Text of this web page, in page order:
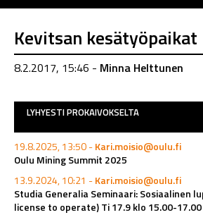
VIESTINTÄ
TYÖPAIKAT
Kevitsan kesätyöpaikat
8.2.2017, 15:46 - Minna Helttunen
LYHYESTI PROKAIVOKSELTA
19.8.2025, 13:50 -Kari.moisio@oulu.fi
Oulu Mining Summit 2025
13.9.2024, 10:21 -Kari.moisio@oulu.fi
Studia Generalia Seminaari: Sosiaalinen
license to operate) Ti 17.9 klo 15.00-17.00